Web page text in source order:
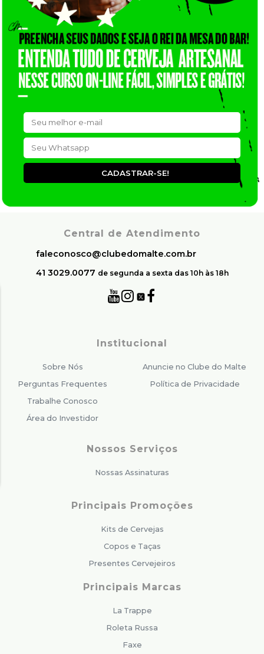
CADASTRAR-SE!
Central de Atendimento
faleconosco@clubedomalte.com.br
41 3029.0077 de segunda a sexta das 10h às 18h
Institucional
Sobre Nós
Perguntas Frequentes
Trabalhe Conosco
Área do Investidor
Anuncie no Clube do Malte
Política de Privacidade
Nossos Serviços
Nossas Assinaturas
Principais Promoções
Kits de Cervejas
Copos e Taças
Presentes Cervejeiros
Principais Marcas
La Trappe
Roleta Russa
Faxe